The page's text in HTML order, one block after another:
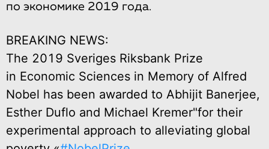
по экономике 2019 года.
BREAKING NEWS:
The 2019 Sveriges Riksbank Prize
in Economic Sciences in Memory of Alfred
Nobel has been awarded to Abhijit Banerjee,
Esther Duflo and Michael Kremer"for their
experimental approach to alleviating global